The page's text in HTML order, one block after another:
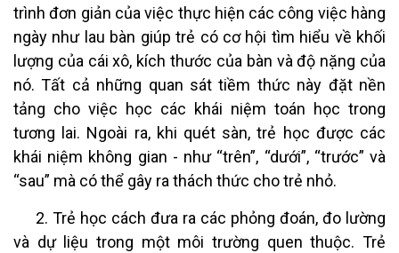
trình đơn giản của việc thực hiện các công việc hàng
ngày như lau bàn giúp trẻ có cơ hội tìm hiểu về khối
lượng của cái xô, kích thước của bàn và độ nặng của
nó. Tất cả những quan sát tiềm thức này đặt nền
tảng cho việc học các khái niệm toán học trong
tương lai. Ngoài ra, khi quét sàn, trẻ học được các
khái niệm không gian - như “trên”, “dưới”, “trước” và
“sau” mà có thể gây ra thách thức cho trẻ nhỏ.
2. Trẻ học cách đưa ra các phỏng đoán, đo lường
và dự liệu trong một môi trường quen thuộc. Trẻ